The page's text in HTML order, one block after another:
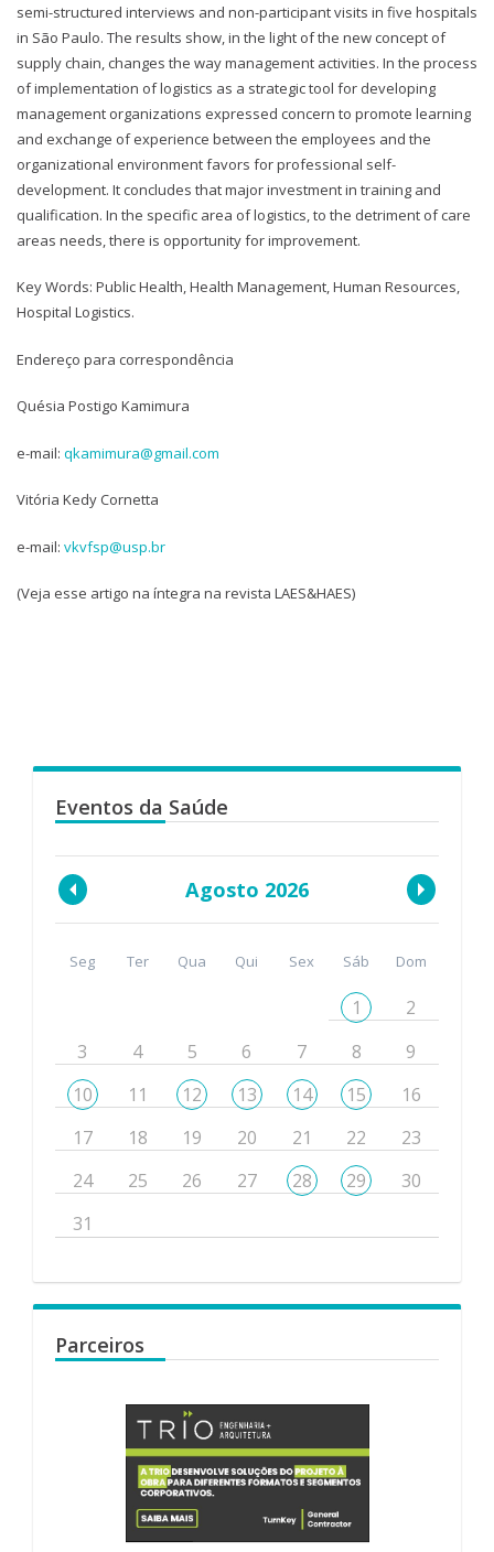
semi-structured interviews and non-participant visits in five hospitals
in São Paulo. The results show, in the light of the new concept of
supply chain, changes the way management activities. In the process
of implementation of logistics as a strategic tool for developing
management organizations expressed concern to promote learning
and exchange of experience between the employees and the
organizational environment favors for professional self-
development. It concludes that major investment in training and
qualification. In the specific area of logistics, to the detriment of care
areas needs, there is opportunity for improvement.
Key Words: Public Health, Health Management, Human Resources,
Hospital Logistics.
Endereço para correspondência
Quésia Postigo Kamimura
e-mail: qkamimura@gmail.com
Vitória Kedy Cornetta
e-mail: vkvfsp@usp.br
(Veja esse artigo na íntegra na revista LAES&HAES)
Eventos da Saúde
Agosto 2026
Seg Ter Qua Qui Sex Sáb Dom
1
2
3
4 5 6 7 8
9
10
11 12 13 14 15
16
17
18 19 20 21 22
23
24
25 26 27 28 29
30
31
Parceiros